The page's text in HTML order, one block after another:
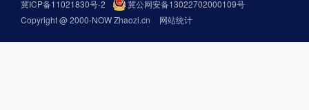
冀ICP备11021830号-2
冀公网安备13022702000109号
Copyright @ 2000-NOW Zhaozi.cn
网站统计